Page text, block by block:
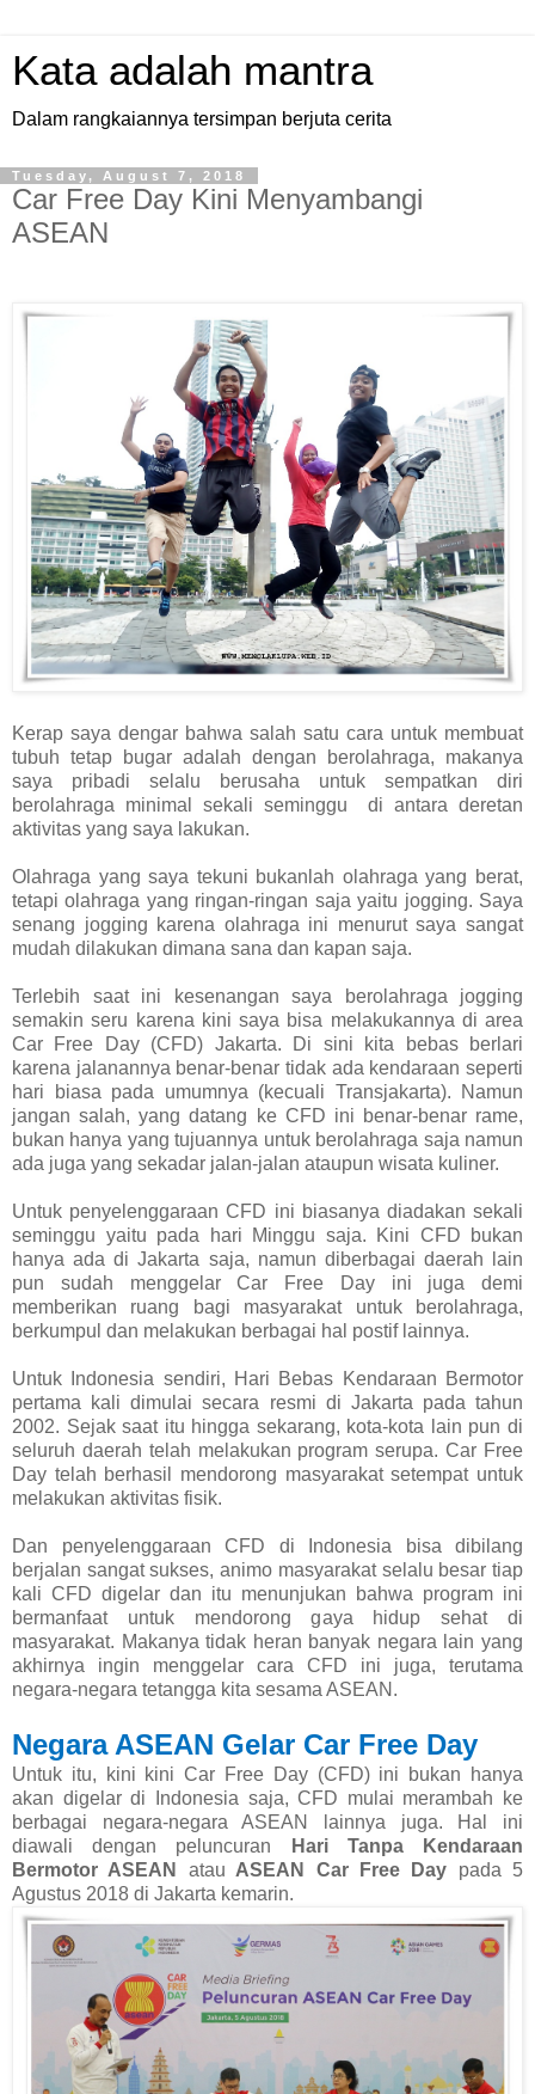
Kata adalah mantra
Dalam rangkaiannya tersimpan berjuta cerita
Tuesday, August 7, 2018
Car Free Day Kini Menyambangi
ASEAN
Kerap saya dengar bahwa salah satu cara untuk membuat
tubuh tetap bugar adalah dengan berolahraga, makanya
saya pribadi selalu berusaha untuk sempatkan diri
berolahraga minimal sekali seminggu
di antara deretan
aktivitas yang saya lakukan.
Olahraga yang saya tekuni bukanlah olahraga yang berat,
tetapi olahraga yang ringan-ringan saja yaitu jogging. Saya
senang jogging karena olahraga ini menurut saya sangat
mudah dilakukan dimana sana dan kapan saja.
Terlebih saat ini kesenangan saya berolahraga jogging
semakin seru karena kini saya bisa melakukannya di area
Car Free Day (CFD) Jakarta. Di sini kita bebas berlari
karena jalanannya benar-benar tidak ada kendaraan seperti
hari biasa pada umumnya (kecuali Transjakarta). Namun
jangan salah, yang datang ke CFD ini benar-benar rame,
bukan hanya yang tujuannya untuk berolahraga saja namun
ada juga yang sekadar jalan-jalan ataupun wisata kuliner.
Untuk penyelenggaraan CFD ini biasanya diadakan sekali
seminggu yaitu pada hari Minggu saja. Kini CFD bukan
hanya ada di Jakarta saja, namun diberbagai daerah lain
pun sudah menggelar Car Free Day ini juga demi
memberikan ruang bagi masyarakat untuk berolahraga,
berkumpul dan melakukan berbagai hal postif lainnya.
Untuk Indonesia sendiri, Hari Bebas Kendaraan Bermotor
pertama kali dimulai secara resmi di Jakarta pada tahun
2002. Sejak saat itu hingga sekarang, kota-kota lain pun di
seluruh daerah telah melakukan program serupa. Car Free
Day telah berhasil mendorong masyarakat setempat untuk
melakukan aktivitas fisik.
Dan penyelenggaraan CFD di Indonesia bisa dibilang
berjalan sangat sukses, animo masyarakat selalu besar tiap
kali CFD digelar dan itu menunjukan bahwa program ini
bermanfaat untuk mendorong gaya hidup sehat di
masyarakat. Makanya tidak heran banyak negara lain yang
akhirnya ingin menggelar cara CFD ini juga, terutama
negara-negara tetangga kita sesama ASEAN.
Negara ASEAN Gelar Car Free Day
Untuk itu, kini kini Car Free Day (CFD) ini bukan hanya
akan digelar di Indonesia saja, CFD mulai merambah ke
berbagai negara-negara ASEAN lainnya juga. Hal ini
diawali dengan peluncuran
Hari Tanpa Kendaraan
Bermotor ASEAN atau ASEAN Car Free Day pada 5
Agustus 2018 di Jakarta kemarin.